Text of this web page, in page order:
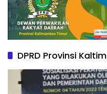
DPRD Provinsi Kaltim